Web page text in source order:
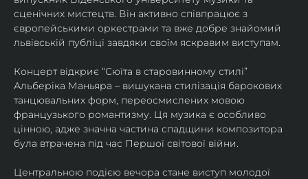
сценічних мистецтв. Він активно співпрацює з
європейськими оркестрами та вже добре знайомий
львівській публіці завдяки своїм яскравим виступам.
Концерт відкриє “Сюїта в старовинному стилі”
Альберіка Маньяра – вишукана стилізація барокових
танцювальних форм, переосмислених мовою
французького романтизму. Ця музика є особливо
цінною, адже значна частина спадщини композитора
була втрачена під час Першої світової війни.
Центральною подією вечора стане виступ молодої